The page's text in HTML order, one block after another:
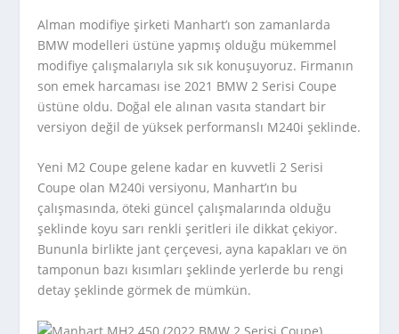
Alman modifiye şirketi Manhart’ı son zamanlarda
BMW modelleri üstüne yapmış olduğu mükemmel
modifiye çalışmalarıyla sık sık konuşuyoruz. Firmanın
son emek harcaması ise 2021 BMW 2 Serisi Coupe
üstüne oldu. Doğal ele alınan vasıta standart bir
versiyon değil de yüksek performanslı M240i şeklinde.
Yeni M2 Coupe gelene kadar en kuvvetli 2 Serisi
Coupe olan M240i versiyonu, Manhart’ın bu
çalışmasında, öteki güncel çalışmalarında olduğu
şeklinde koyu sarı renkli şeritleri ile dikkat çekiyor.
Bununla birlikte jant çerçevesi, ayna kapakları ve ön
tamponun bazı kısımları şeklinde yerlerde bu rengi
detay şeklinde görmek de mümkün.